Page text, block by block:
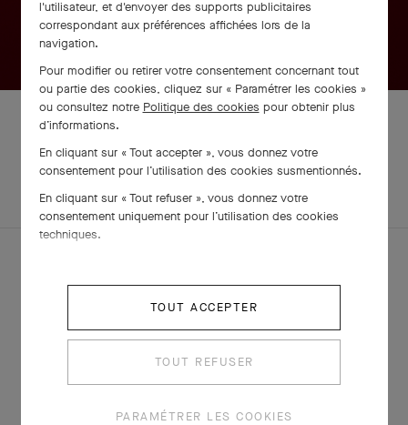
EXPLOREZ
CRÉATIONS
l'utilisateur, et d'envoyer des supports publicitaires
correspondant aux préférences affichées lors de la
navigation.
Pour modifier ou retirer votre consentement concernant tout
ou partie des cookies, cliquez sur « Paramétrer les cookies »
ou consultez notre Politique des cookies pour obtenir plus
d’informations.
En cliquant sur « Tout accepter », vous donnez votre
consentement pour l’utilisation des cookies susmentionnés.
En cliquant sur « Tout refuser », vous donnez votre
consentement uniquement pour l’utilisation des cookies
techniques.
TOUT ACCEPTER
TOUT REFUSER
PARAMÉTRER LES COOKIES